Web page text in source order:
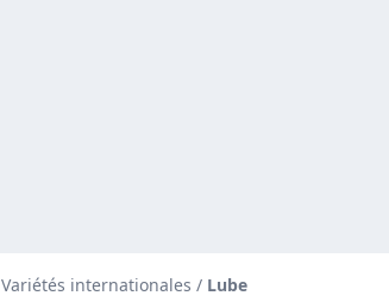
Variétés internationales / Lube